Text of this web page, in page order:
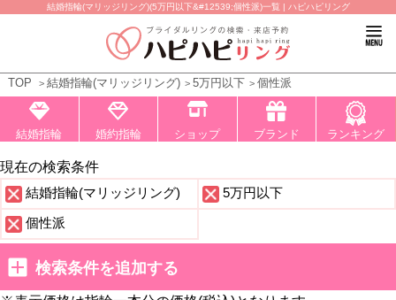
結婚指輪(マリッジリング)(5万円以下&#12539;個性派)一覧 | ハピハピリング
TOP 結婚指輪(マリッジリング) 5万円以下 個性派
結婚指輪 婚約指輪 ショップ ブランド ランキング
現在の検索条件
結婚指輪(マリッジリング) 5万円以下
個性派
検索条件を追加する